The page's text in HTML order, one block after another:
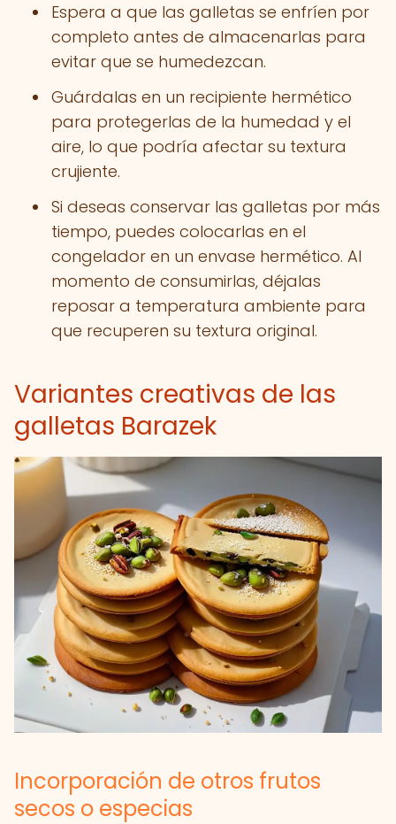
Espera a que las galletas se enfríen por
completo antes de almacenarlas para
evitar que se humedezcan.
Guárdalas en un recipiente hermético
para protegerlas de la humedad y el
aire, lo que podría afectar su textura
crujiente.
Si deseas conservar las galletas por más
tiempo, puedes colocarlas en el
congelador en un envase hermético. Al
momento de consumirlas, déjalas
reposar a temperatura ambiente para
que recuperen su textura original.
Variantes creativas de las
galletas Barazek
Incorporación de otros frutos
secos o especias